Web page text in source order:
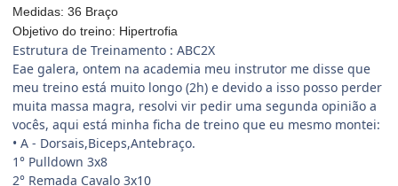
Medidas: 36 Braço
Objetivo do treino: Hipertrofia
Estrutura de Treinamento : ABC2X
Eae galera, ontem na academia meu instrutor me disse que
meu treino está muito longo (2h) e devido a isso posso perder
muita massa magra, resolvi vir pedir uma segunda opinião a
vocês, aqui está minha ficha de treino que eu mesmo montei:
• A - Dorsais,Biceps,Antebraço.
1° Pulldown 3x8
2° Remada Cavalo 3x10